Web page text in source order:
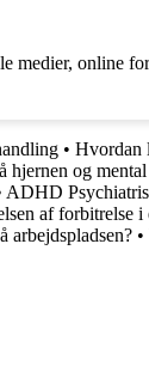
medier, online
• Hvordan
og mental
ADHD
af ​​forbitrelse i
arbejdspladsen? •